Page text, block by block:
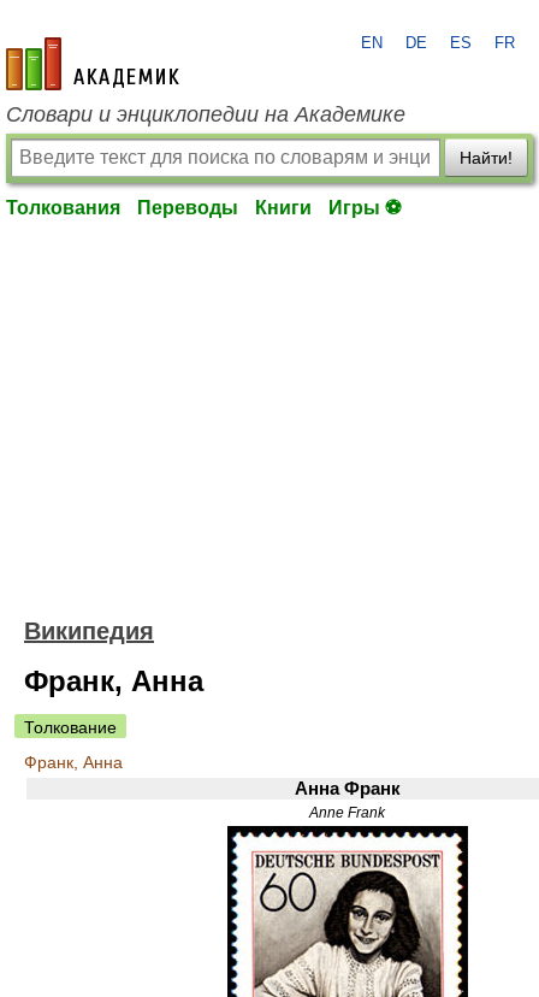
academic.ru
EN DE ES FR
Словари и энциклопедии на Академике
Найти!
Толкования Переводы Книги Игры ⚽
Википедия
Франк, Анна
Толкование
Франк, Анна
Анна Франк
Anne Frank